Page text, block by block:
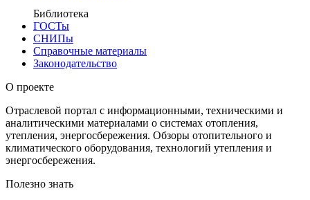
Библиотека
ГОСТы
СНИПы
Справочные материалы
Законодательство
О проекте
Отраслевой портал с информационными, техническими и
аналитическими материалами о системах отопления,
утепления, энергосбережения. Обзоры отопительного и
климатического оборудования, технологий утепления и
энергосбережения.
Полезно знать